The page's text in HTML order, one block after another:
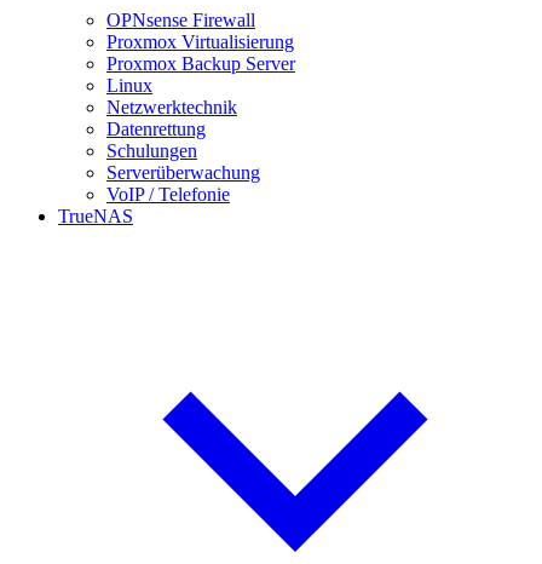
OPNsense Firewall
Proxmox Virtualisierung
Proxmox Backup Server
Linux
Netzwerktechnik
Datenrettung
Schulungen
Serverüberwachung
VoIP / Telefonie
TrueNAS